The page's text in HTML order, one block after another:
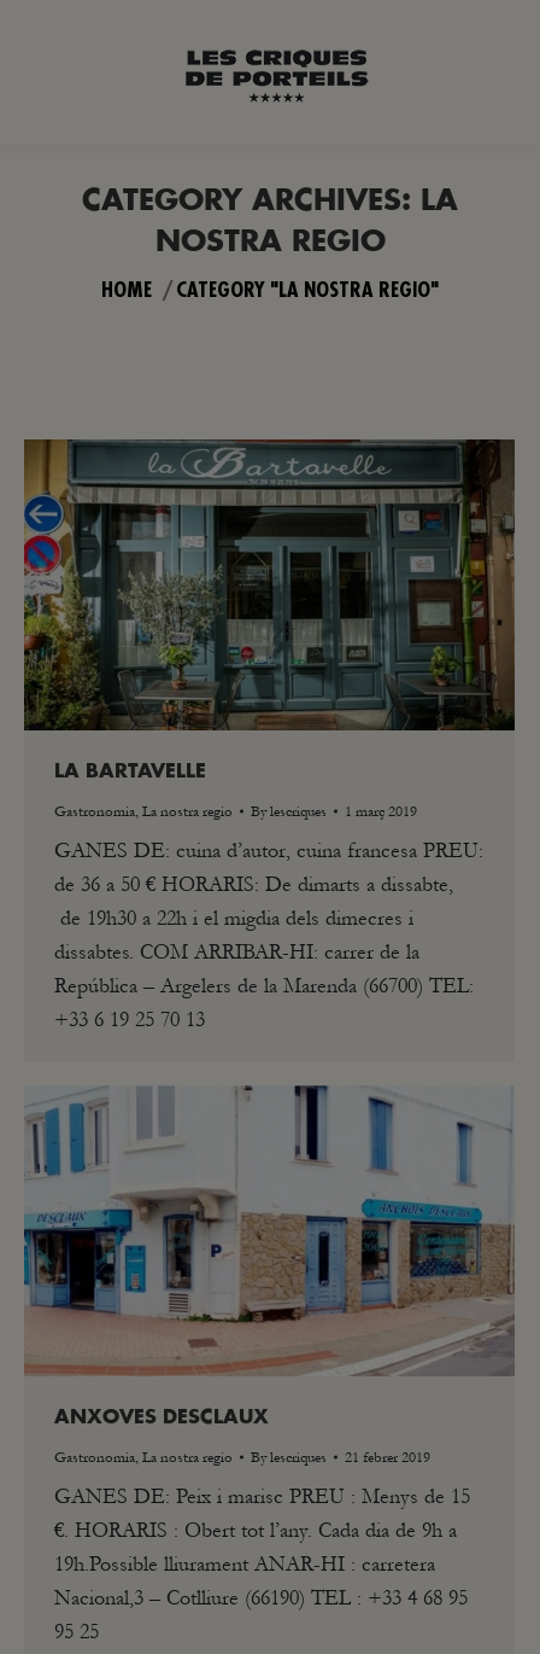
CATEGORY ARCHIVES:
LA
NOSTRA REGIO
You are here:
HOME CATEGORY "LA NOSTRA REGIO"
LA BARTAVELLE
Gastronomia, La nostra regio Bylescriques 1 març 2019
GANES DE: cuina d’autor, cuina francesa PREU:
de 36 a 50 € HORARIS: De dimarts a dissabte,
de 19h30 a 22h i el migdia dels dimecres i
dissabtes. COM ARRIBAR-HI: carrer de la
República – Argelers de la Marenda (66700) TEL:
+33 6 19 25 70 13
ANXOVES DESCLAUX
Gastronomia, La nostra regio Bylescriques 21 febrer 2019
GANES DE: Peix i marisc PREU : Menys de 15
€. HORARIS : Obert tot l’any. Cada dia de 9h a
19h.Possible lliurament ANAR-HI : carretera
Nacional,3 – Cotlliure (66190) TEL : +33 4 68 95
95 25